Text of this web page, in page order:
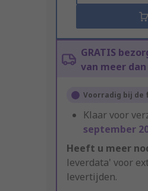
GRATIS
van meer dan
Voorradig bij de
Klaar voor
september
Heeft u meer
leverdata' voor
levertijden.